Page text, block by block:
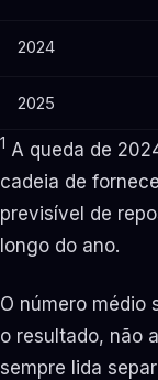
2024
2025
1 A queda de
cadeia de
previsível de
longo do ano.
O número médio
o resultado, não
sempre lida